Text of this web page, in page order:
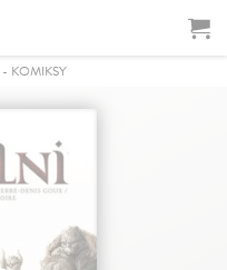
- KOMIKSY